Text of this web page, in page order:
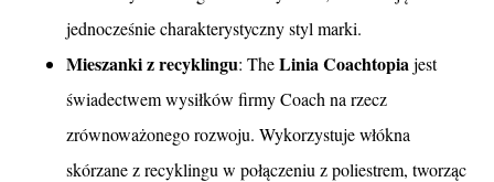
jednocześnie charakterystyczny styl marki.
Mieszanki z recyklingu: TheLinia Coachtopiajest
świadectwem wysiłków firmy Coach na rzecz
zrównoważonego rozwoju. Wykorzystuje włókna
skórzane z recyklingu w połączeniu z poliestrem, tworząc